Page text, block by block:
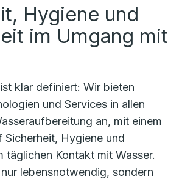
Hygiene und
im Umgang mit
klar definiert: Wir bieten
und Services in allen
an, mit einem
Sicherheit, Hygiene und
täglichen Kontakt mit Wasser.
lebensnotwendig, sondern